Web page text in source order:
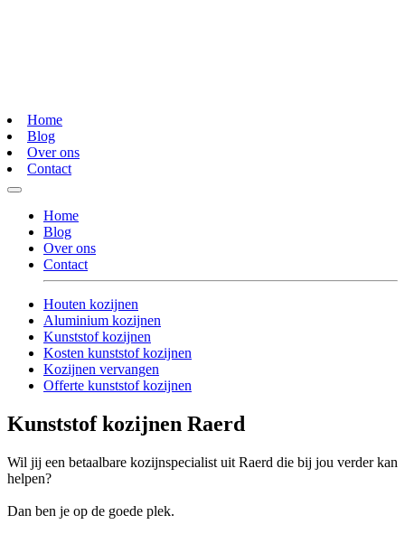
Home
Blog
Over ons
Contact
Home
Blog
Over ons
Contact
Houten kozijnen
Aluminium kozijnen
Kunststof kozijnen
Kosten kunststof kozijnen
Kozijnen vervangen
Offerte kunststof kozijnen
Kunststof kozijnen Raerd
Wil jij een betaalbare kozijnspecialist uit Raerd die bij jou verder kan
helpen?
Dan ben je op de goede plek.